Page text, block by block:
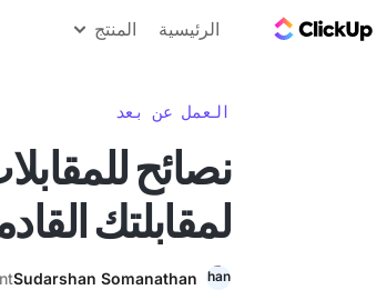
الرئيسية المنتج
العمل عن بعد
نصائح
لمقابلتك
Sudarshan Somanathan